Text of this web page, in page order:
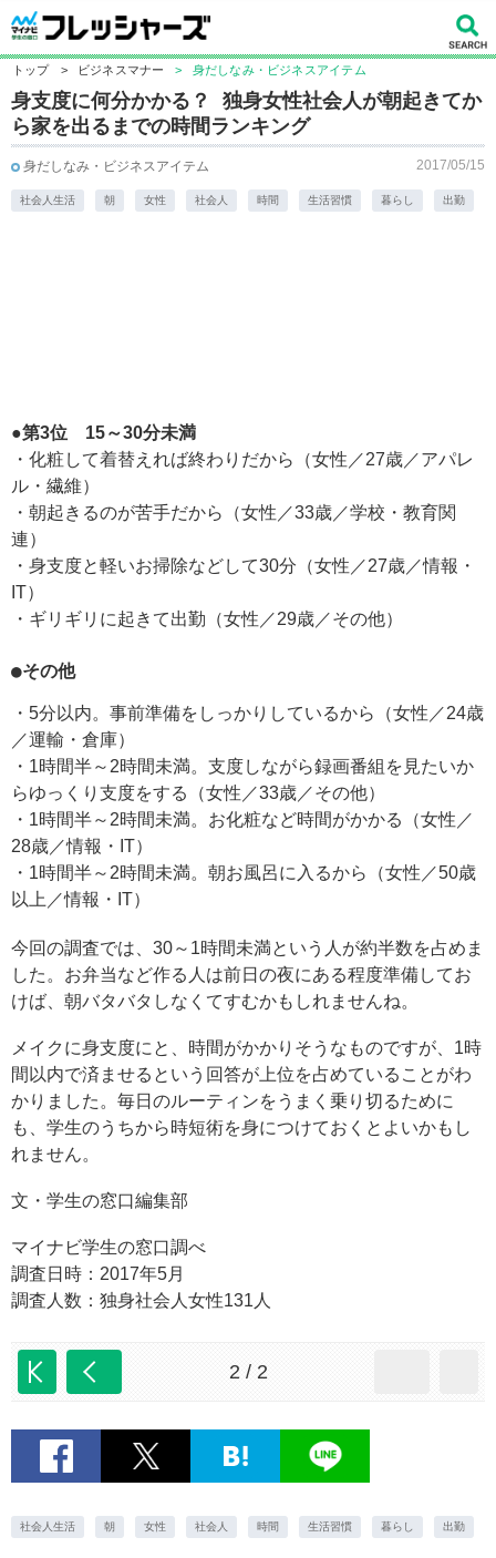
トップ > ビジネスマナー > 身だしなみ・ビジネスアイテム
身支度に何分かかる？ 独身女性社会人が朝起きてか
ら家を出るまでの時間ランキング
身だしなみ・ビジネスアイテム 2017/05/15
社会人生活 朝 女性 社会人 時間 生活習慣 暮らし 出勤
●第3位 15～30分未満
・化粧して着替えれば終わりだから（女性／27歳／アパレ
ル・繊維）
・朝起きるのが苦手だから（女性／33歳／学校・教育関
連）
・身支度と軽いお掃除などして30分（女性／27歳／情報・
IT）
・ギリギリに起きて出勤（女性／29歳／その他）
●その他
・5分以内。事前準備をしっかりしているから（女性／24歳
／運輸・倉庫）
・1時間半～2時間未満。支度しながら録画番組を見たいか
らゆっくり支度をする（女性／33歳／その他）
・1時間半～2時間未満。お化粧など時間がかかる（女性／
28歳／情報・IT）
・1時間半～2時間未満。朝お風呂に入るから（女性／50歳
以上／情報・IT）
今回の調査では、30～1時間未満という人が約半数を占めま
した。お弁当など作る人は前日の夜にある程度準備してお
けば、朝バタバタしなくてすむかもしれませんね。
メイクに身支度にと、時間がかかりそうなものですが、1時
間以内で済ませるという回答が上位を占めていることがわ
かりました。毎日のルーティンをうまく乗り切るために
も、学生のうちから時短術を身につけておくとよいかもし
れません。
文・学生の窓口編集部
マイナビ学生の窓口調べ
調査日時：2017年5月
調査人数：独身社会人女性131人
2 / 2
社会人生活 朝 女性 社会人 時間 生活習慣 暮らし 出勤